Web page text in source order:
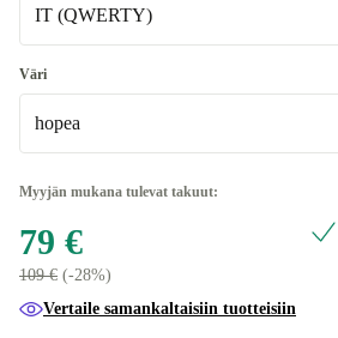
IT (QWERTY)
DE (QWERTZ)
ES (QWERTY)
IT (QWERTY)
NL (QWERTY)
Väri
hopea
vaaleanpunainen
Saatavilla muissa konfiguraatioissa
sininen
Myyjän mukana tulevat takuut:
79 €
109 € (-28%)
Vertaile samankaltaisiin tuotteisiin